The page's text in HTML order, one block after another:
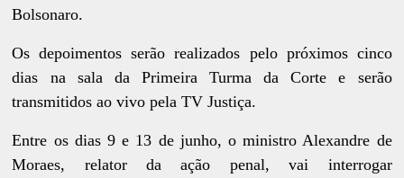
Bolsonaro.
Os depoimentos serão realizados pelo próximos cinco
dias na sala da Primeira Turma da Corte e serão
transmitidos ao vivo pela TV Justiça.
Entre os dias 9 e 13 de junho, o ministro Alexandre de
Moraes, relator da ação penal, vai interrogar